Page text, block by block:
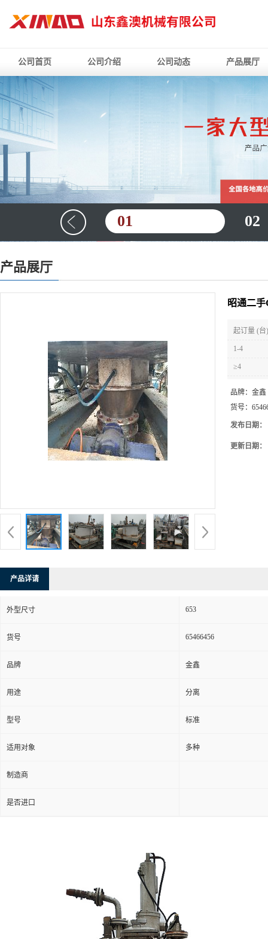
公司首页 公司介绍 公司动态 产品展厅
01 02
产品展厅
昭通二
起订量 (台)
1-4
≥4
品牌： 金鑫
货号：
发布日期：
更新日期：
产品详请
外型尺寸 653
货号 65466456
品牌 金鑫
用途 分离
型号 标准
适用对象 多种
制造商
是否进口